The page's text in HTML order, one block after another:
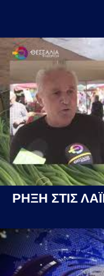
ΡΗΞΗ ΣΤΙΣ